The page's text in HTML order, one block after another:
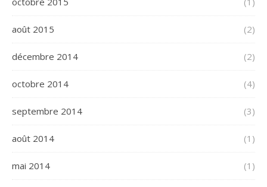
août 2015 (2)
décembre 2014 (2)
octobre 2014 (4)
septembre 2014 (3)
août 2014 (1)
mai 2014 (1)